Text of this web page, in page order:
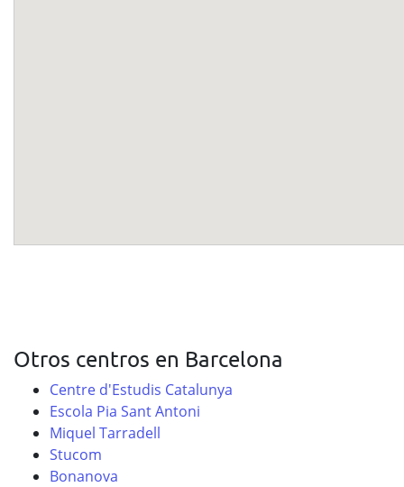
Otros centros en Barcelona
Centre d'Estudis Catalunya
Escola Pia Sant Antoni
Miquel Tarradell
Stucom
Bonanova